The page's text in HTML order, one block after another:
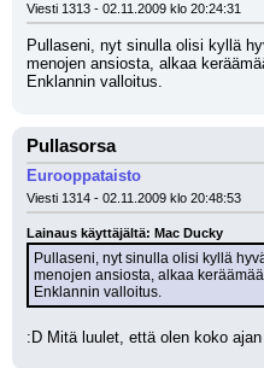
Viesti 1313 - 02.11.2009 klo 20:24:31
Pullaseni, nyt sinulla olisi kyllä
menojen ansiosta, alkaa
Enklannin valloitus.
Pullasorsa
Eurooppataisto
Viesti 1314 - 02.11.2009 klo 20:48:53
Lainaus käyttäjältä: Mac Ducky
Pullaseni, nyt sinulla olisi kyllä
menojen ansiosta, alkaa
Enklannin valloitus.
:D Mitä luulet, että olen koko